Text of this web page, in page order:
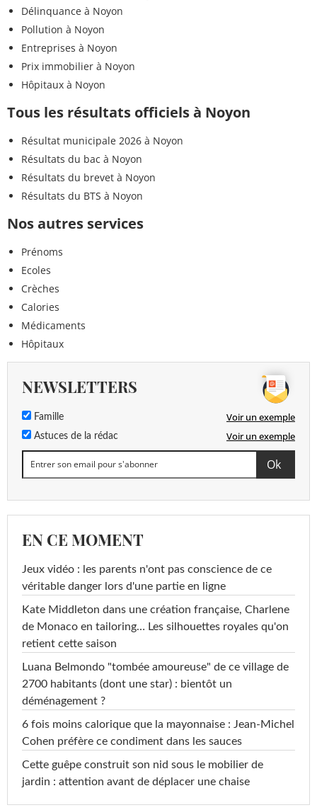
Délinquance à Noyon
Pollution à Noyon
Entreprises à Noyon
Prix immobilier à Noyon
Hôpitaux à Noyon
Tous les résultats officiels à Noyon
Résultat municipale 2026 à Noyon
Résultats du bac à Noyon
Résultats du brevet à Noyon
Résultats du BTS à Noyon
Nos autres services
Prénoms
Ecoles
Crèches
Calories
Médicaments
Hôpitaux
NEWSLETTERS
Famille Voir un exemple
Astuces de la rédac Voir un exemple
EN CE MOMENT
Jeux vidéo : les parents n'ont pas conscience de ce
véritable danger lors d'une partie en ligne
Kate Middleton dans une création française, Charlene
de Monaco en tailoring… Les silhouettes royales qu'on
retient cette saison
Luana Belmondo "tombée amoureuse" de ce village de
2700 habitants (dont une star) : bientôt un
déménagement ?
6 fois moins calorique que la mayonnaise : Jean-Michel
Cohen préfère ce condiment dans les sauces
Cette guêpe construit son nid sous le mobilier de
jardin : attention avant de déplacer une chaise